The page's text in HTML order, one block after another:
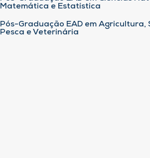
Matemática e Estatística
Pós-Graduação EAD em Agricultura,
Pesca e Veterinária